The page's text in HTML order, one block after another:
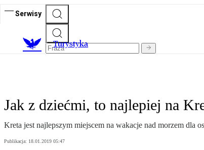
Serwisy
Turystyka
Jak z dziećmi, to najlepiej na
Kreta jest najlepszym miejscem na wakacje nad morzem dla
Publikacja: 18.01.2019 05:47